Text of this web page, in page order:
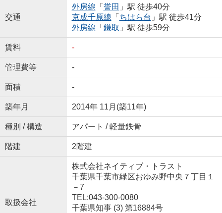
交通
外房線 「 誉田 」駅 徒歩40分
京成千原線 「 ちはら台 」駅 徒歩41分
外房線 「 鎌取 」駅 徒歩59分
賃料 -
管理費等 -
面積 -
築年月 2014年 11月(築11年)
種別 / 構造 アパート / 軽量鉄骨
階建 2階建
取扱会社
株式会社ネイティブ・トラスト
千葉県千葉市緑区おゆみ野中央７丁目１
－7
TEL:043-300-0080
千葉県知事 (3) 第16884号